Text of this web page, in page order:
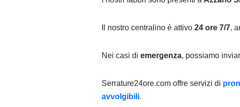
Il nostro centralino è attivo 24 ore 7/7,
Nei casi di emergenza, possiamo
Serrature24ore.com offre servizi di
avvolgibili.